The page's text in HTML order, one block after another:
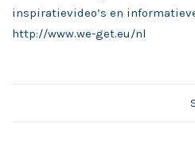
inspiratievideo’s en
http://www.we-get.eu/nl